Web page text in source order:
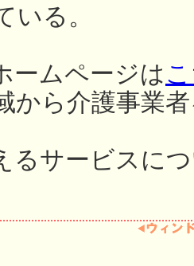
いる。
ームページは
から介護事業
るサービスに